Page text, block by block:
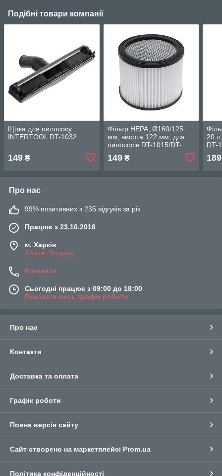
Подібні товари компанії
Щітка для пилососу
INTERTOOL DT-1032
149 ₴
Фільтр HEPA, Ø160/125
мм, висота 122 мм, для
пилососів DT-1015/DT-
INTERTOOL DT-1026
149₴
20
DT-
DT-
189
Про нас
99% позитивних з 235 відгуків за рік
Працює з 23.10.2016
м. Харків
Харків, Україна
Контакти
Сьогодні працює з 09:00 до 18:00
Показати весь графік роботи
Про нас
Контакти
Доставка та оплата
Графік роботи
Повна версія сайту
Сайт створено на маркетплейсі Prom.ua
Політика конфіденційності